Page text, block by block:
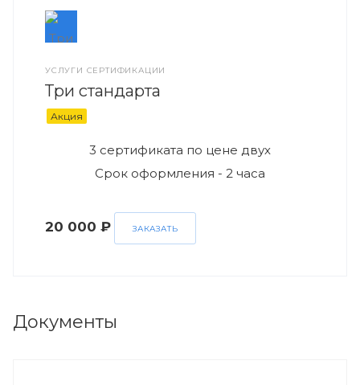
УСЛУГИ СЕРТИФИКАЦИИ
Три стандарта
Акция
3 сертификата по цене двух
Срок оформления - 2 часа
20 000 ₽ ЗАКАЗАТЬ
Документы